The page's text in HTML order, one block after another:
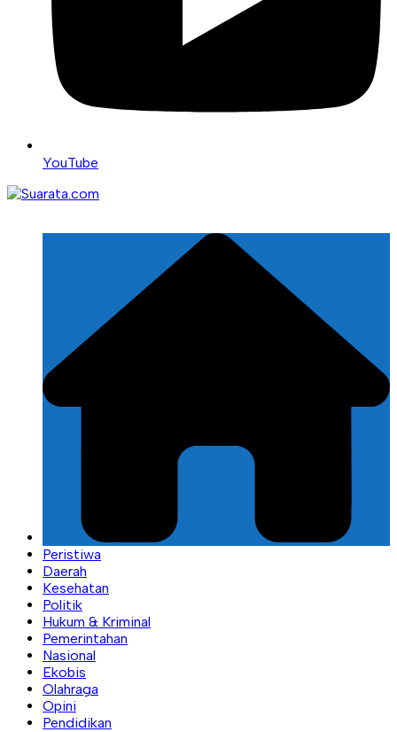
YouTube
Peristiwa
Daerah
Kesehatan
Politik
Hukum & Kriminal
Pemerintahan
Nasional
Ekobis
Olahraga
Opini
Pendidikan